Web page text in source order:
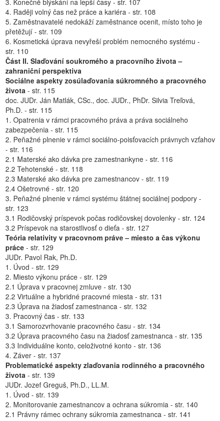
3. Konečně blýskání na lepší časy - str. 107
4. Raději volný čas než práce a kariéra - str. 108
5. Zaměstnavatelé nedokáží zaměstnance ocenit, místo toho je
přetěžují - str. 109
6. Kosmetická úprava nevyřeší problém nemocného systému -
str. 110
Část II. Slaďování soukromého a pracovního života –
zahraniční perspektiva
Sociálne aspekty zosúlaďovania súkromného a pracovného
života - str. 115
doc. JUDr. Ján Matlák, CSc., doc. JUDr., PhDr. Silvia Treľová,
Ph.D. - str. 115
1. Opatrenia v rámci pracovného práva a práva sociálneho
zabezpečenia - str. 115
2. Peňažné plnenie v rámci sociálno-poisťovacích právnych vzťahov
- str. 116
2.1 Materské ako dávka pre zamestnankyne - str. 116
2.2 Tehotenské - str. 118
2.3 Materské ako dávka pre zamestnancov - str. 119
2.4 Ošetrovné - str. 120
3. Peňažné plnenie v rámci systému štátnej sociálnej podpory -
str. 123
3.1 Rodičovský príspevok počas rodičovskej dovolenky - str. 124
3.2 Príspevok na starostlivosť o dieťa - str. 127
Teória relativity v pracovnom práve – miesto a čas výkonu
práce - str. 129
JUDr. Pavol Rak, Ph.D.
1. Úvod - str. 129
2. Miesto výkonu práce - str. 129
2.1 Úprava v pracovnej zmluve - str. 130
2.2 Virtuálne a hybridné pracovné miesta - str. 131
2.3 Úprava na žiadosť zamestnanca - str. 132
3. Pracovný čas - str. 133
3.1 Samorozvrhovanie pracovného času - str. 134
3.2 Úprava pracovného času na žiadosť zamestnanca - str. 135
3.3 Individuálne konto, celoživotné konto - str. 136
4. Záver - str. 137
Problematické aspekty zlaďovania rodinného a pracovného
života - str. 139
JUDr. Jozef Greguš, Ph.D., LL.M.
1. Úvod - str. 139
2. Monitorovanie zamestnancov a ochrana súkromia - str. 140
2.1 Právny rámec ochrany súkromia zamestnanca - str. 141